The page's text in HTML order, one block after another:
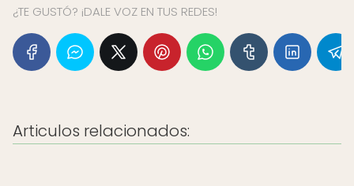
¿TE GUSTÓ? ¡DALE VOZ EN TUS REDES!
Articulos relacionados: